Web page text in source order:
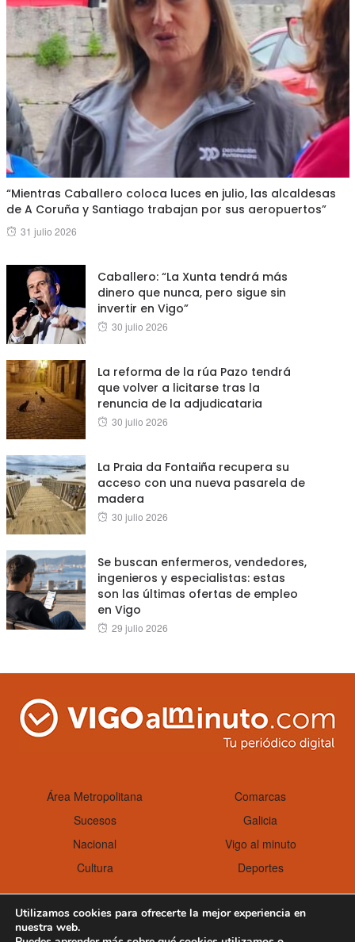
“Mientras Caballero coloca luces en julio, las alcaldesas
de A Coruña y Santiago trabajan por sus aeropuertos”
Posted
31 julio 2026
Caballero: “La Xunta tendrá más
dinero que nunca, pero sigue sin
invertir en Vigo”
Posted
30 julio 2026
La reforma de la rúa Pazo tendrá
que volver a licitarse tras la
renuncia de la adjudicataria
Posted
30 julio 2026
La Praia da Fontaiña recupera su
acceso con una nueva pasarela de
madera
Posted
30 julio 2026
Se buscan enfermeros, vendedores,
ingenieros y especialistas: estas
son las últimas ofertas de empleo
en Vigo
Posted
29 julio 2026
Área Metropolitana
Comarcas
Sucesos
Galicia
Nacional
Vigo al minuto
Cultura
Deportes
Aviso Legal Política de cookies
Utilizamos cookies para ofrecerte la mejor experiencia en
nuestra web.